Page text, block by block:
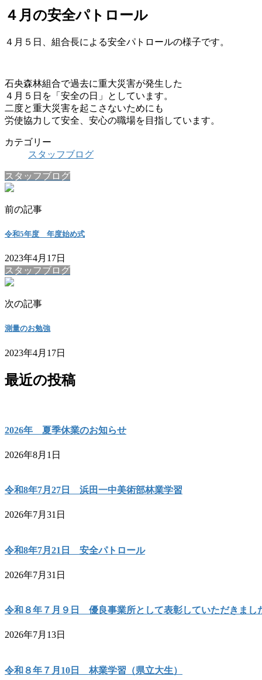
４月の安全パトロール
４月５日、組合長による安全パトロールの様子です。
石央森林組合で過去に重大災害が発生した
４月５日を「安全の日」としています。
二度と重大災害を起こさないためにも
労使協力して安全、安心の職場を目指しています。
カテゴリー
スタッフブログ
スタッフブログ
前の記事
令和5年度 年度始め式
2023年4月17日
スタッフブログ
次の記事
測量のお勉強
2023年4月17日
最近の投稿
2026年 夏季休業のお知らせ
2026年8月1日
令和8年7月27日 浜田一中美術部林業学習
2026年7月31日
令和8年7月21日 安全パトロール
2026年7月31日
令和８年７月９日 優良事業所として表彰していただきまし
2026年7月13日
令和８年７月10日 林業学習（県立大生）